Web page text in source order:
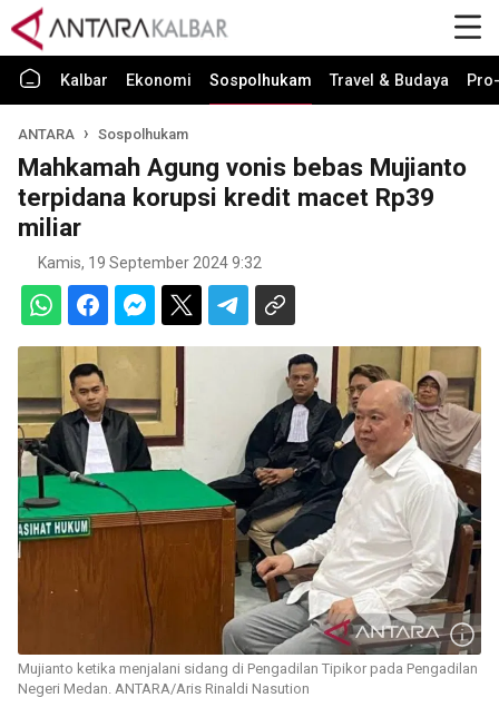
Kalbar Ekonomi Sospolhukam Travel & Budaya
ANTARA Sospolhukam
Mahkamah Agung vonis bebas Mujianto
terpidana korupsi kredit macet Rp39
miliar
Kamis, 19 September 2024 9:32
Mujianto ketika menjalani sidang di Pengadilan Tipikor pada Pengadilan
Negeri Medan. ANTARA/Aris Rinaldi Nasution